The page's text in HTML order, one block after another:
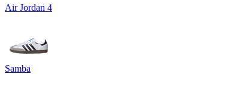
Air Jordan 4
Samba